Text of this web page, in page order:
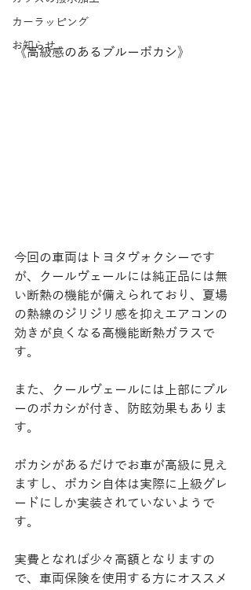
カーラッピング
お知らせ
《高級感のあるブルーボカシ》
今回の車両はトヨタヴォクシーです
が、クールヴェールには純正品には無
い断熱の機能が備えられており、夏場
の熱線のジリジリ感を抑えエアコンの
効きが良くなる高機能断熱ガラスで
す。
また、クールヴェールには上部にブル
ーのボカシが付き、防眩効果もありま
す。
ボカシがあるだけでお車が高級に見え
ますし、ボカシ自体は実際に上級グレ
ードにしか実装されていないようで
す。
実費となれば少々高額となりますの
で、車両保険を使用する方にオススメ